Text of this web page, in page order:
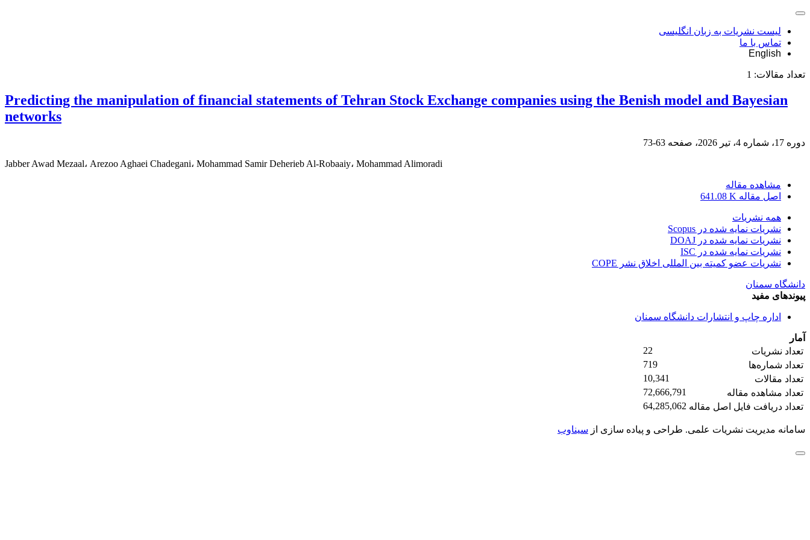
لیست نشریات به زبان انگلیسی
تماس با ما
English
تعداد مقالات: 1
Predicting the manipulation of financial statements of Tehran Stock Exchange companies using the Benish model and Bayesian
networks
دوره 17، شماره 4، تیر 2026، صفحه 63-73
Jabber Awad Mezaal، Arezoo Aghaei Chadegani، Mohammad Samir Deherieb Al-Robaaiy، Mohammad Alimoradi
مشاهده مقاله
اصل مقاله 641.08 K
همه نشریات
نشریات نمایه شده در Scopus
نشریات نمایه شده در DOAJ
نشریات نمایه شده در ISC
نشریات عضو کمیته بین المللی اخلاق نشر COPE
دانشگاه سمنان
پیوندهای مفید
اداره چاپ و انتشارات دانشگاه سمنان
آمار
تعداد نشریات
22
تعداد شماره‌ها
719
تعداد مقالات
10,341
تعداد مشاهده مقاله
72,666,791
تعداد دریافت فایل اصل مقاله 64,285,062
سامانه مدیریت نشریات علمی. طراحی و پیاده سازی از سیناوب